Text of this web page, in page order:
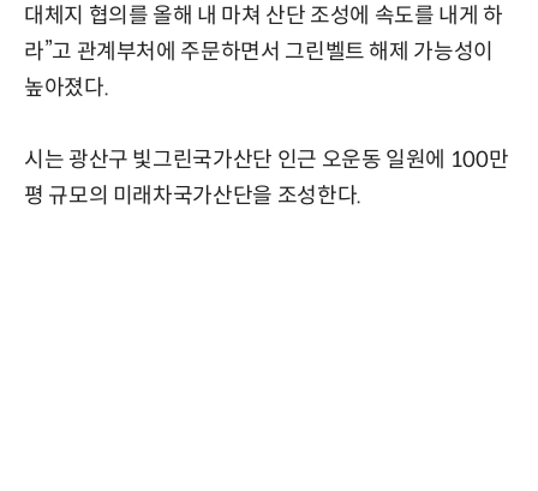
대체지 협의를 올해 내 마쳐 산단 조성에 속도를 내게 하
라”고 관계부처에 주문하면서 그린벨트 해제 가능성이
높아졌다.
시는 광산구 빛그린국가산단 인근 오운동 일원에 100만
평 규모의 미래차국가산단을 조성한다.